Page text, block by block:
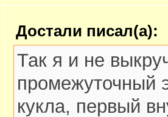
Достали писал(а):
Так я и не
промежуточный
кукла, первый